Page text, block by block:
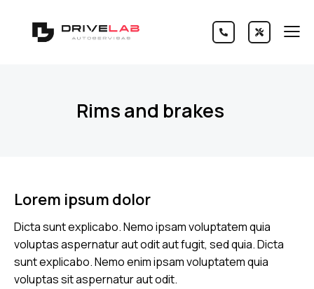
Rims and brakes
Lorem ipsum dolor
Dicta sunt explicabo. Nemo ipsam voluptatem quia
voluptas aspernatur aut odit aut fugit, sed quia. Dicta
sunt explicabo. Nemo enim ipsam voluptatem quia
voluptas sit aspernatur aut odit.